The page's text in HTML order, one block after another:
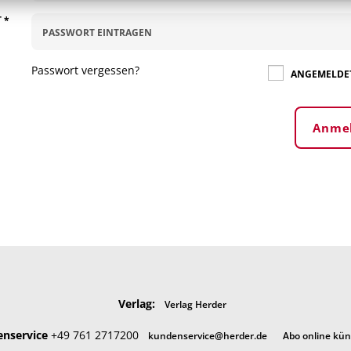
*
Passwort vergessen?
Verlag: Verlag Herder
+49 761 2717200 kundenservice@herder.de Abo online